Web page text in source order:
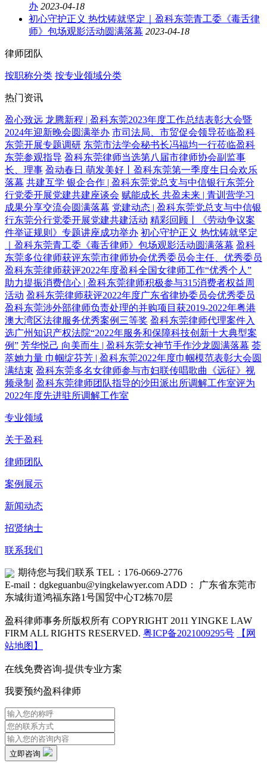
办 2023-04-18
初心守护正义 热忱铸就坚定｜盈科东莞青工委《毒舌律
师》包场观影活动圆满落幕 2023-04-18
律师团队
按职称分类 按专业领域分类
热门资讯
盈心致远 龙腾新程 | 盈科东莞2023年度工作总结表彰大会暨
2024年迎新晚会圆满举办 市司法局、市贸促会领导莅临盈科
东莞开展专题调研 东莞市法学会秘书长冯福均一行莅临盈科
东莞参观指导 盈科东莞律师当选第八届市律师协会副监事
长、理事 盈动春日 萌发美好丨盈科东莞第一季度生日会欢乐
落幕 共建互学 银企合作 | 盈科东莞党总支与中信银行东莞分
行党委开展党建共建座谈会 赋能成长 共盈未来 | 青训营学习
成果分享交流会圆满落幕 党建动态 | 盈科东莞党总支与中信银
行东莞分行党委开展党建共建活动 精彩回顾丨《劳动争议案
件举证规则》专题讲座成功举办 初心守护正义 热忱铸就坚定
｜盈科东莞青工委《毒舌律师》包场观影活动圆满落幕 盈科
东莞多位律师获评东莞市律师协会优秀委员会主任、优秀委员
盈科东莞律师获评2022年度盈科全国女律师工作“优秀个人”
助力提振消费信心 | 盈科东莞律师积极参与315消费者权益周
活动 盈科东莞律师获评2022年度广东省律协委员会优秀委员
盈科东莞涉外部律师负责处理的并购项目获2019-2022年粤港
澳大湾区法律服务优秀案例三等奖 盈科东莞律师代理案件入
选广州知识产权法院“2022年服务和保障科技创新十大典型案
例” 芳华悦己 向美而生 | 盈科东莞女神节手作沙龙圆满落幕 荟
萃她力量 巾帼绽芬芳 | 盈科东莞2022年度巾帼模范表彰大会圆
满结束 盈科东莞多名女律师参与市妇联传唱歌曲《远征》视
频录制 盈科东莞律师团队指导的沙田派出所调解工作室评为
2022年度先进驻所调解工作室
专业领域
关于盈科
律师团队
案例展示
新闻动态
招贤纳士
联系我们
期待您与我们联系 TEL：176-0669-2776
E-mail：dgkeguanbu@yingkelawyer.com ADD： 广东省东莞市
东城街道鸿福东路1号国贸中心T2栋70层
盈科律师事务所版权所有 COPYRIGHT 2011 YINGKE LAW
FIRM ALL RIGHTS RESERVED. 粤ICP备2021009295号
【网
站地图】
在线免费咨询-提供专业方案
我要预约盈科律师
立即咨询